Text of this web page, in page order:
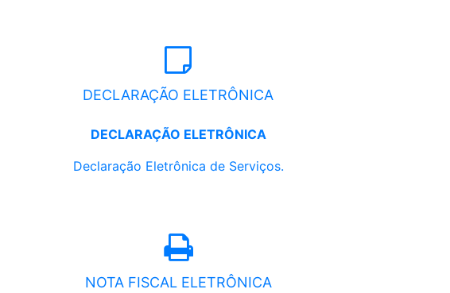
DECLARAÇÃO ELETRÔNICA
DECLARAÇÃO ELETRÔNICA
Declaração Eletrônica de Serviços.
NOTA FISCAL ELETRÔNICA